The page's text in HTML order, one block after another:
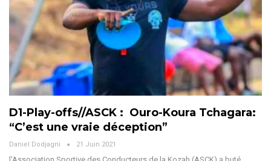
D1-Play-offs//ASCK : Ouro-Koura Tchagara:
“C’est une vraie déception”
Daniel Dodjagni 21 Juin 2021